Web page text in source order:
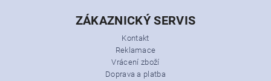
ZÁKAZNICKÝ SERVIS
Kontakt
Reklamace
Vrácení zboží
Doprava a platba